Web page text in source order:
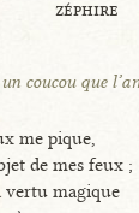
zéphire
coucou que
me pique,
de mes feux ;
vertu magique